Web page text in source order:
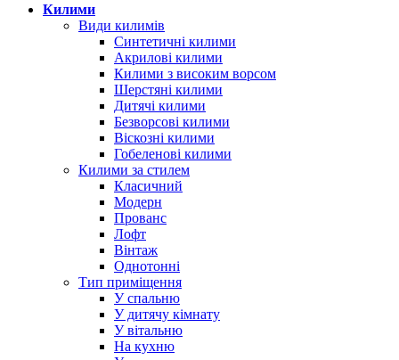
Килими
Види килимів
Синтетичні килими
Акрилові килими
Килими з високим ворсом
Шерстяні килими
Дитячі килими
Безворсові килими
Віскозні килими
Гобеленові килими
Килими за стилем
Класичний
Модерн
Прованс
Лофт
Вінтаж
Однотонні
Тип приміщення
У спальню
У дитячу кімнату
У вітальню
На кухню